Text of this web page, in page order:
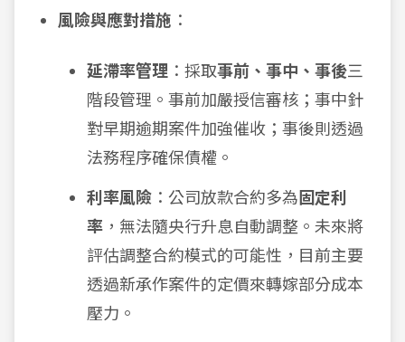
風險與應對措施 ：
延滯率管理 ：採取事前、事中、事後三
階段管理。事前加嚴授信審核；事中針
對早期逾期案件加強催收；事後則透過
法務程序確保債權。
利率風險 ：公司放款合約多為 固定利
率 ，無法隨央行升息自動調整。未來將
評估調整合約模式的可能性，目前主要
透過新承作案件的定價來轉嫁部分成本
壓力。